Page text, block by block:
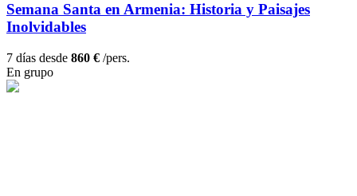
Semana Santa en Armenia: Historia y Paisajes
Inolvidables
7 días desde 860 € /pers.
En grupo